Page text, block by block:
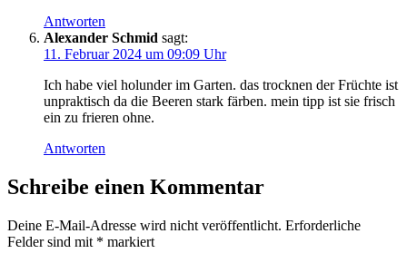
Antworten
Alexander Schmid sagt:
11. Februar 2024 um 09:09 Uhr
Ich habe viel holun­der im Gar­ten. das trock­nen der Früch­te ist
unprak­tisch da die Bee­ren stark fär­ben. mein tipp ist sie frisch
ein zu frie­ren ohne.
Antworten
Schreibe einen Kommentar
Deine E-Mail-Adresse wird nicht veröffentlicht. Erforderliche
Felder sind mit * markiert